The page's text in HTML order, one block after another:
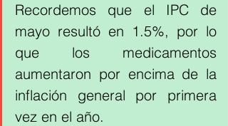
Recordemos que el IPC de
mayo resultó en 1.5%, por lo
que los medicamentos
aumentaron por encima de la
inflación general por primera
vez en el año.